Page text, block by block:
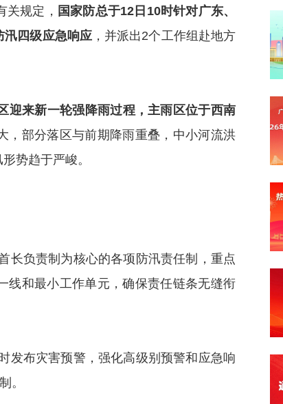
规定， 国家防总于12日10时针对广东、
汛四级应急响应，并派出2个工作组赴地方
迎来新一轮强降雨过程，主雨区位于西南
，部分落区与前期降雨重叠，中小河流洪
势趋于严峻。
长负责制为核心的各项防汛责任制，重点
线和最小工作单元，确保责任链条无缝衔
发布灾害预警，强化高级别预警和应急响
。